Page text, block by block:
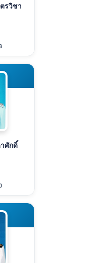
รวิชา
ศักดิ์